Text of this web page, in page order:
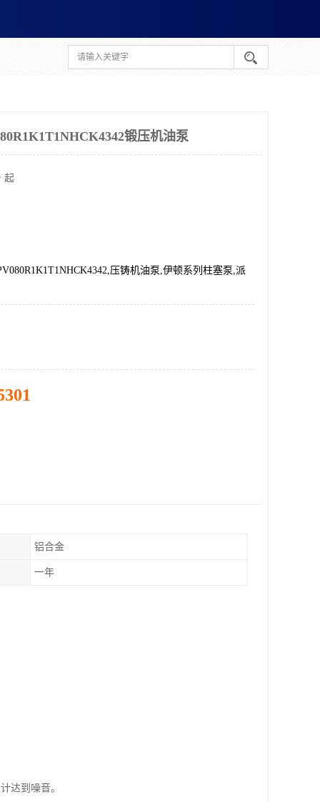
锻压机油泵
起
压铸机油泵,伊顿系列柱塞泵,派
铝合金
一年
达到噪音。